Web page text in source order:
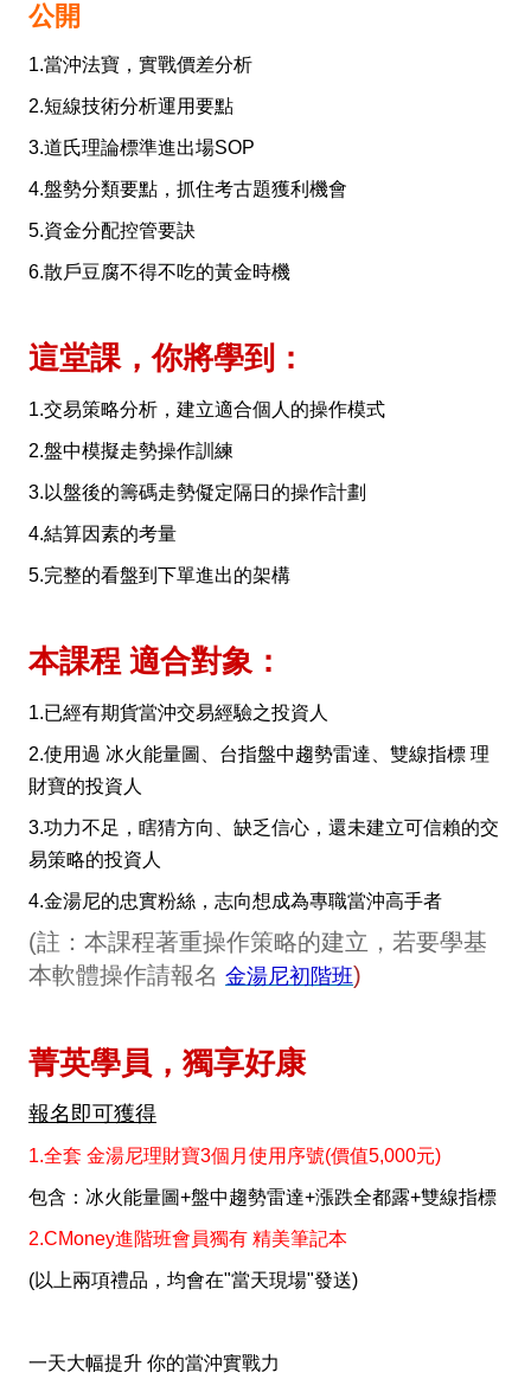
公開
1.當沖法寶，實戰價差分析
2.短線技術分析運用要點
3.道氏理論標準進出場SOP
4.盤勢分類要點，抓住考古題獲利機會
5.資金分配控管要訣
6.散戶豆腐不得不吃的黃金時機
這堂課，你將學到：
1.交易策略分析，建立適合個人的操作模式
2.盤中模擬走勢操作訓練
3.以盤後的籌碼走勢儗定隔日的操作計劃
4.結算因素的考量
5.完整的看盤到下單進出的架構
本課程 適合對象：
1.已經有期貨當沖交易經驗之投資人
2.使用過 冰火能量圖、台指盤中趨勢雷達、雙線指標 理
財寶的投資人
3.功力不足，瞎猜方向、缺乏信心，還未建立可信賴的交
易策略的投資人
4.金湯尼的忠實粉絲，志向想成為專職當沖高手者
(註：本課程著重操作策略的建立，若要學基
本軟體操作請報名 金湯尼初階班)
菁英學員，獨享好康
報名即可獲得
1.全套 金湯尼理財寶3個月使用序號(價值5,000元)
包含：冰火能量圖+盤中趨勢雷達+漲跌全都露+雙線指標
2.CMoney進階班會員獨有 精美筆記本
(以上兩項禮品，均會在"當天現場"發送)
一天大幅提升 你的當沖實戰力